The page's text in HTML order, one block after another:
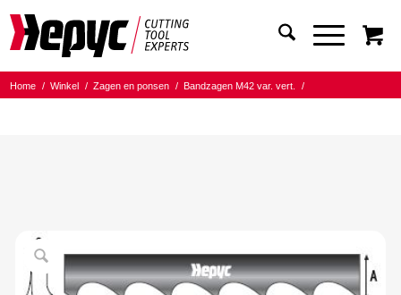
Home / Winkel / Zagen en ponsen / Bandzagen M42 var. vert.
/